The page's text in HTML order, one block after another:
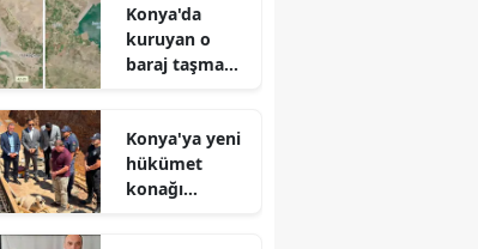
Konya'da
kuruyan o
baraj taşma
Konya'ya yeni
hükümet
konağı